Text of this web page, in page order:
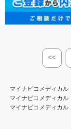
<<
マイナビコメディカル
マイナビコメディカル
マイナビコメディカル